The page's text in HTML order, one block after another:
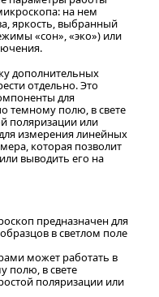
на нем
яркость, выбранный
«сон», «эко») или
дополнительных
отдельно. Это
для
темному полю, в свете
поляризации или
измерения линейных
которая позволит
выводить его на
предназначен для
в светлом поле
может работать в
полю, в свете
поляризации или